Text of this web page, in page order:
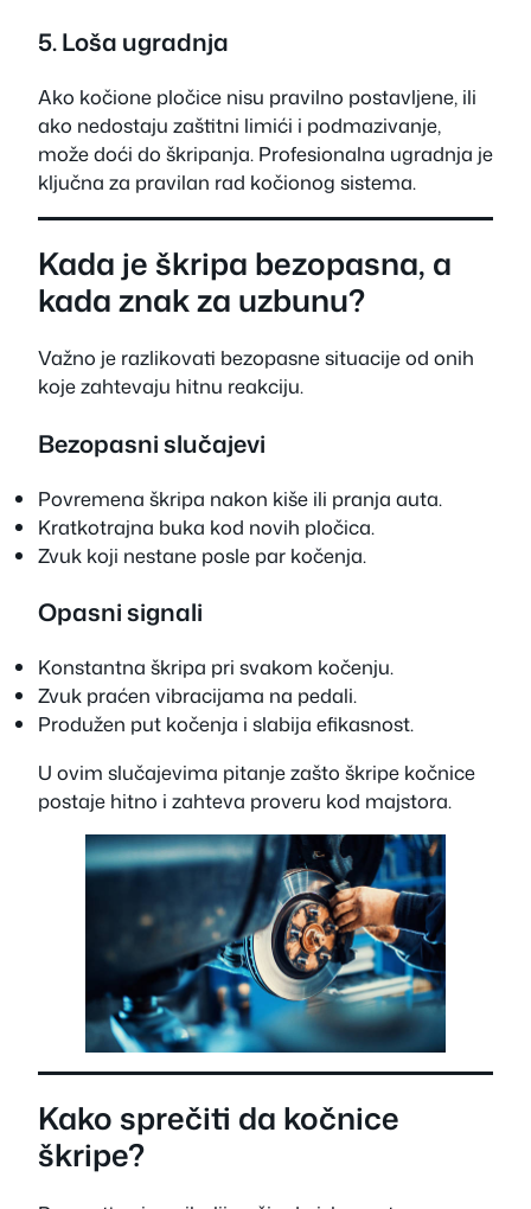
5. Loša ugradnja
Ako kočione pločice nisu pravilno postavljene, ili
ako nedostaju zaštitni limići i podmazivanje,
može doći do škripanja. Profesionalna ugradnja je
ključna za pravilan rad kočionog sistema.
Kada je škripa bezopasna, a
kada znak za uzbunu?
Važno je razlikovati bezopasne situacije od onih
koje zahtevaju hitnu reakciju.
Bezopasni slučajevi
Povremena škripa nakon kiše ili pranja auta.
Kratkotrajna buka kod novih pločica.
Zvuk koji nestane posle par kočenja.
Opasni signali
Konstantna škripa pri svakom kočenju.
Zvuk praćen vibracijama na pedali.
Produžen put kočenja i slabija efikasnost.
U ovim slučajevima pitanje zašto škripe kočnice
postaje hitno i zahteva proveru kod majstora.
Kako sprečiti da kočnice
škripe?